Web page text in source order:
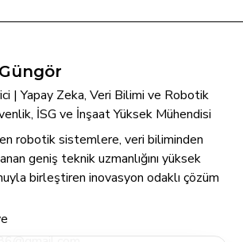
| Yapay Zeka, Veri Bilimi ve Robotik
İSG ve İnşaat Yüksek Mühendisi
robotik sistemlere, veri biliminden
geniş teknik uzmanlığını yüksek
birleştiren inovasyon odaklı çözüm